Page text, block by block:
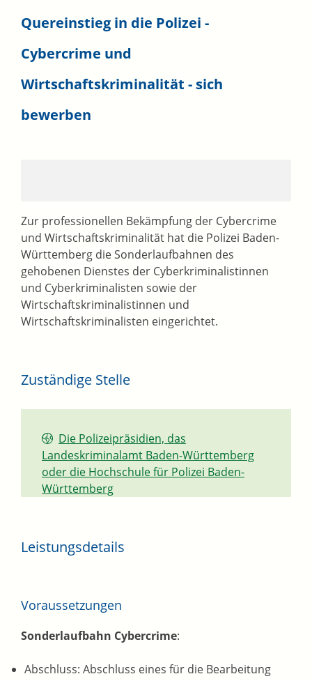
Quereinstieg in die Polizei -
Cybercrime und
Wirtschaftskriminalität - sich
bewerben
Zur professionellen Bekämpfung der Cybercrime
und Wirtschaftskriminalität hat die Polizei Baden-
Württemberg die Sonderlaufbahnen des
gehobenen Dienstes der Cyberkriminalistinnen
und Cyberkriminalisten sowie der
Wirtschaftskriminalistinnen und
Wirtschaftskriminalisten eingerichtet.
Zuständige Stelle
Die Polizeipräsidien, das
Landeskriminalamt Baden-Württemberg
oder die Hochschule für Polizei Baden-
Württemberg
Leistungsdetails
Voraussetzungen
Sonderlaufbahn Cybercrime:
Abschluss: Abschluss eines für die Bearbeitung